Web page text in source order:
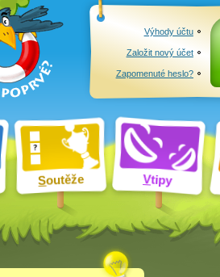
Soutěže Vtipy
Výhody účtu
Založit nový účet
Zapomenuté heslo?